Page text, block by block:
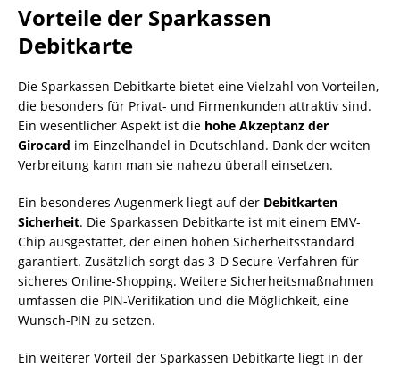
Vorteile der Sparkassen
Debitkarte
Die Sparkassen Debitkarte bietet eine Vielzahl von Vorteilen,
die besonders für Privat- und Firmenkunden attraktiv sind.
Ein wesentlicher Aspekt ist die hohe Akzeptanz der
Girocard im Einzelhandel in Deutschland. Dank der weiten
Verbreitung kann man sie nahezu überall einsetzen.
Ein besonderes Augenmerk liegt auf der Debitkarten
Sicherheit. Die Sparkassen Debitkarte ist mit einem EMV-
Chip ausgestattet, der einen hohen Sicherheitsstandard
garantiert. Zusätzlich sorgt das 3-D Secure-Verfahren für
sicheres Online-Shopping. Weitere Sicherheitsmaßnahmen
umfassen die PIN-Verifikation und die Möglichkeit, eine
Wunsch-PIN zu setzen.
Ein weiterer Vorteil der Sparkassen Debitkarte liegt in der